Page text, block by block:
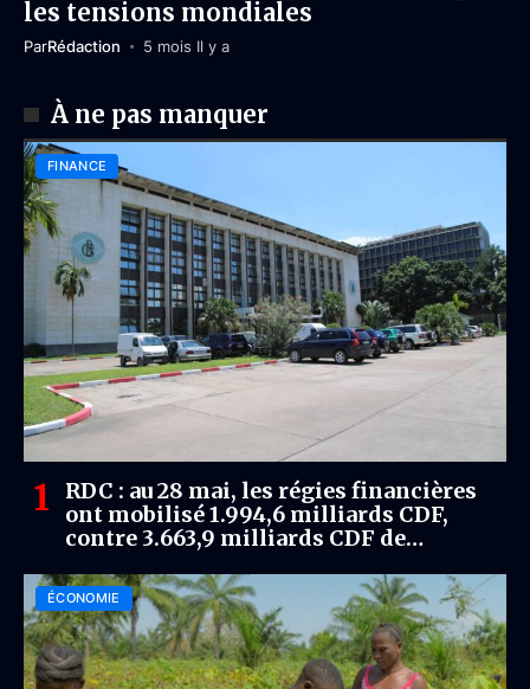
les tensions mondiales
ParRédaction 5 mois Il y a
À ne pas manquer
FINANCE
RDC : au 28 mai, les régies financières
ont mobilisé 1.994,6 milliards CDF,
contre 3.663,9 milliards CDF de
ÉCONOMIE